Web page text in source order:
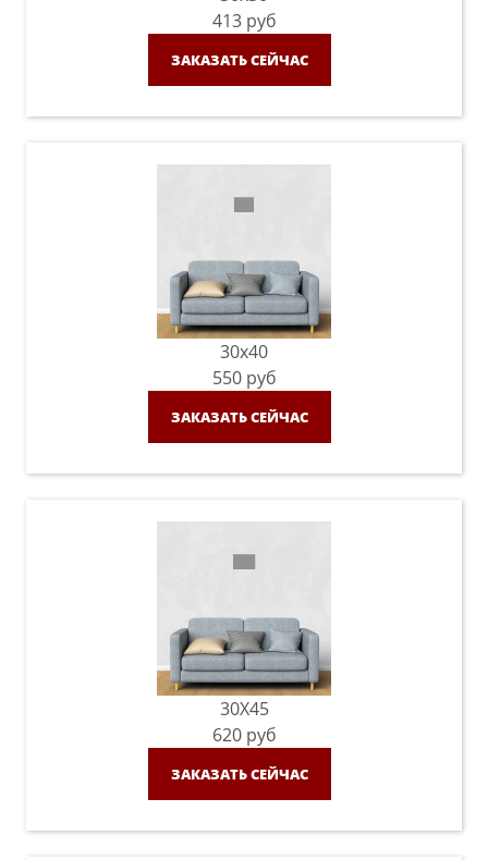
413 руб
ЗАКАЗАТЬ СЕЙЧАС
30x40
550 руб
ЗАКАЗАТЬ СЕЙЧАС
30X45
620 руб
ЗАКАЗАТЬ СЕЙЧАС